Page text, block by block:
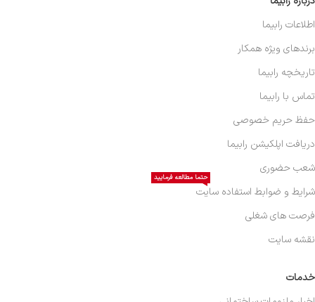
خدمات
اطلاعات رابیما
برندهای ویژه همکار
تاریخچه رابیما
تماس با رابیما
حفظ حریم خصوصی
دریافت اپلکیشن رابیما
شعب حضوری
شرایط و ضوابط استفاده سایت
حتما مطالعه فرمایید
فرصت های شغلی
نقشه سایت